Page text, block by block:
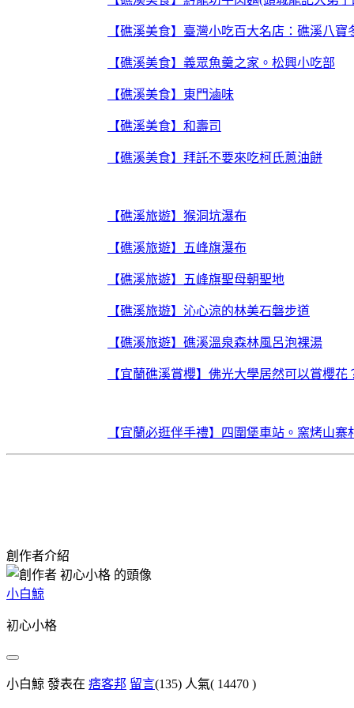
【礁溪美食】臺灣小吃百大名店：礁溪八寶
【礁溪美食】義眾魚羹之家。松興小吃部
【礁溪美食】東門滷味
【礁溪美食】和壽司
【礁溪美食】拜託不要來吃柯氏蔥油餅
【礁溪旅遊】猴洞坑瀑布
【礁溪旅遊】五峰旗瀑布
【礁溪旅遊】五峰旗聖母朝聖地
【礁溪旅遊】沁心涼的林美石磐步道
【礁溪旅遊】礁溪溫泉森林風呂泡裸湯
【宜蘭礁溪賞櫻】佛光大學居然可以賞櫻花
【宜蘭必逛伴手禮】四圍堡車站。窯烤山寨
創作者介紹
小白鯨
初心小格
小白鯨 發表在 痞客邦 留言(135) 人氣( 14470 )